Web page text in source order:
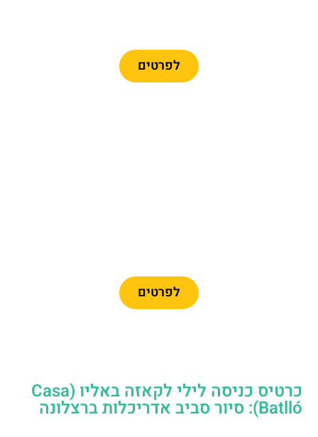
לפרטים
לפרטים
כרטיס כניסה לילי לקאזה באליו (Casa
Batlló): סיור סביב אדריכלות ברצלונה